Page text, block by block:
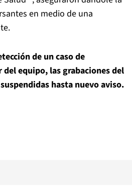
en medio de una
de un caso de
equipo, las grabaciones del
hasta nuevo aviso.